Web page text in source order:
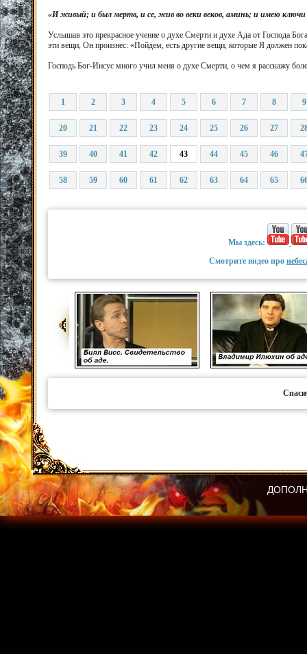
«И живый; и был мертв, и се, жив во веки веков, аминь; и имею
Услышав это прекрасное учение о духе Смерти и духе Ада от Господа
эти вещи, Он произнес: «Пойдем, есть другие вещи, которые Я должен
Господь Бог-Иисус много учил меня о духе Смерти, о чем я расскажу
1 2 3 4 5 6 7 8 9
20 21 22 23 24 25 26 27
39 40 41 42 43 44 45 46
58 59 60 61 62 63 64 65
Мы здесь:
Смотрите видео про